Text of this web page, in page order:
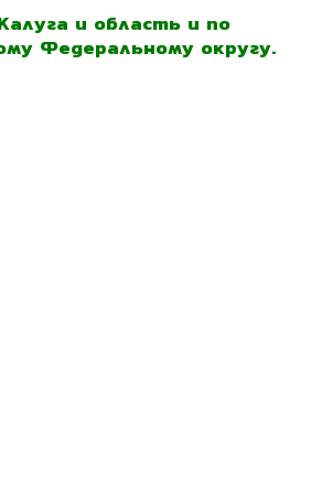
и область и по
Федеральному округу.